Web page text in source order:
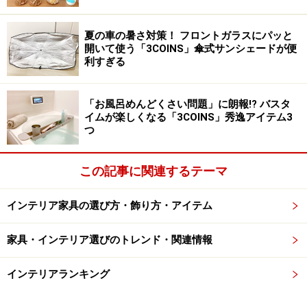
夏の車の暑さ対策！ フロントガラスにパッと
開いて使う「3COINS」傘式サンシェードが便
利すぎる
「お風呂めんどくさい問題」に朗報!? バスタ
イムが楽しくなる「3COINS」秀逸アイテム3
つ
この記事に関連するテーマ
インテリア家具の選び方・飾り方・アイテム
家具・インテリア選びのトレンド・関連情報
インテリアランキング